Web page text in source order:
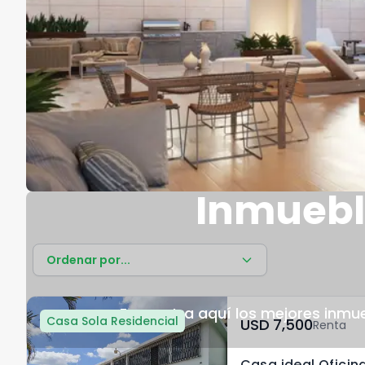
Encuentra aquí los mejores
Ordenar por...
Casa Sola Residencial USD	7,500Renta